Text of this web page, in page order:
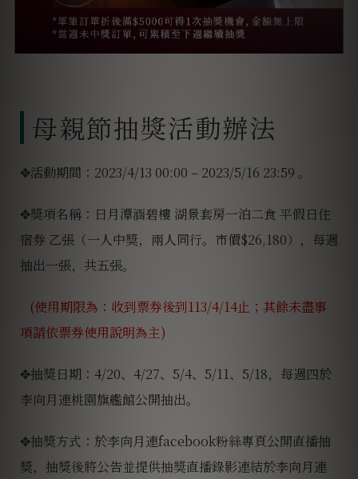
母親節抽獎活動辦法
✥活動期間：2023/4/13 00:00 – 2023/5/16 23:59 。
✥獎項名稱：日月潭涵碧樓 湖景套房一泊二食 平假日住
宿券 乙張（一人中獎，兩人同行。市價$26,180），每週
抽出一張，共五張。
(使用期限為：收到票券後到113/4/14止；其餘未盡事
項請依票券使用說明為主)
✥抽獎日期：4/20、4/27、5/4、5/11、5/18，每週四於
李向月連桃園旗艦館公開抽出。
✥抽獎方式：於李向月連facebook粉絲專頁公開直播抽
獎，抽獎後將公告並提供抽獎直播錄影連結於李向月連